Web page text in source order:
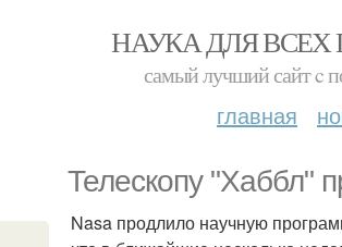
НАУКА ДЛЯ
самый лучший сайт c
главная
Телескопу "Хаббл"
Nasa продлило научную